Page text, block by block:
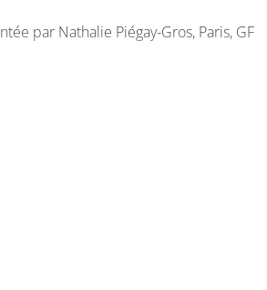
par Nathalie Piégay-Gros, Paris, GF
», 2009 (à acheter : 2,99€). Une